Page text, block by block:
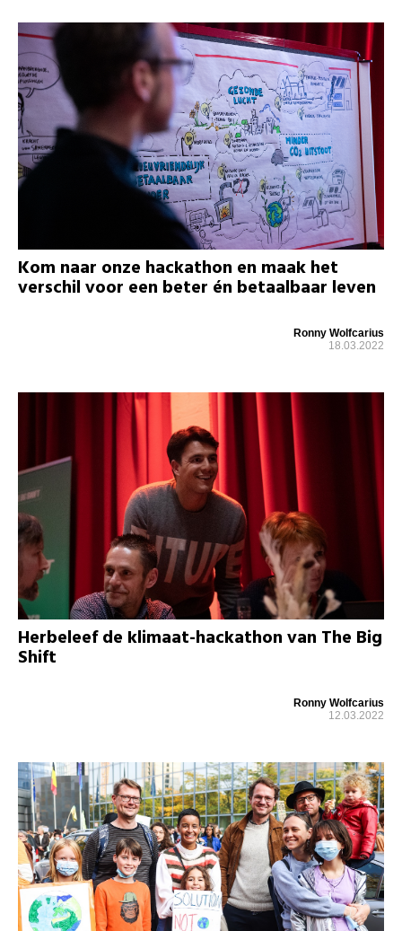
Kom naar onze hackathon en maak het
verschil voor een beter én betaalbaar leven
Ronny Wolfcarius
18.03.2022
Herbeleef de klimaat-hackathon van The Big
Shift
Ronny Wolfcarius
12.03.2022